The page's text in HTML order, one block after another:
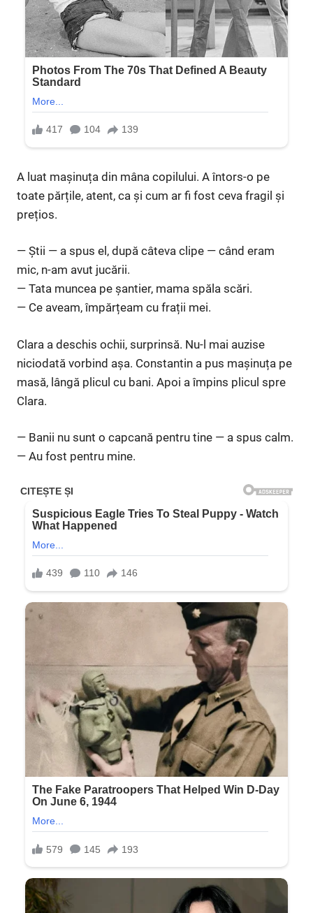
A luat mașinuța din mâna copilului. A întors-o pe
toate părțile, atent, ca și cum ar fi fost ceva fragil și
prețios.
— Știi — a spus el, după câteva clipe — când eram
mic, n-am avut jucării.
— Tata muncea pe șantier, mama spăla scări.
— Ce aveam, împărțeam cu frații mei.
Clara a deschis ochii, surprinsă. Nu-l mai auzise
niciodată vorbind așa. Constantin a pus mașinuța pe
masă, lângă plicul cu bani. Apoi a împins plicul spre
Clara.
— Banii nu sunt o capcană pentru tine — a spus calm.
— Au fost pentru mine.